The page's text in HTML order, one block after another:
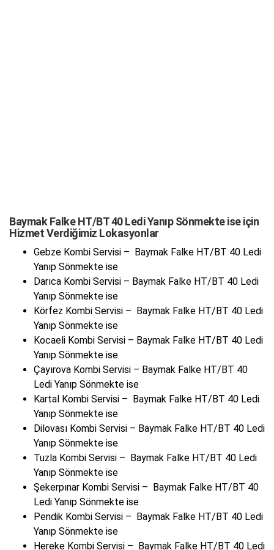
Baymak Falke HT/BT 40 Ledi Yanıp Sönmekte ise için
Hizmet Verdiğimiz Lokasyonlar
Gebze Kombi Servisi – Baymak Falke HT/BT 40 Ledi
Yanıp Sönmekte ise
Darıca Kombi Servisi – Baymak Falke HT/BT 40 Ledi
Yanıp Sönmekte ise
Körfez Kombi Servisi – Baymak Falke HT/BT 40 Ledi
Yanıp Sönmekte ise
Kocaeli Kombi Servisi – Baymak Falke HT/BT 40 Ledi
Yanıp Sönmekte ise
Çayırova Kombi Servisi – Baymak Falke HT/BT 40
Ledi Yanıp Sönmekte ise
Kartal Kombi Servisi – Baymak Falke HT/BT 40 Ledi
Yanıp Sönmekte ise
Dilovası Kombi Servisi – Baymak Falke HT/BT 40 Ledi
Yanıp Sönmekte ise
Tuzla Kombi Servisi – Baymak Falke HT/BT 40 Ledi
Yanıp Sönmekte ise
Şekerpınar Kombi Servisi – Baymak Falke HT/BT 40
Ledi Yanıp Sönmekte ise
Pendik Kombi Servisi – Baymak Falke HT/BT 40 Ledi
Yanıp Sönmekte ise
Hereke Kombi Servisi – Baymak Falke HT/BT 40 Ledi